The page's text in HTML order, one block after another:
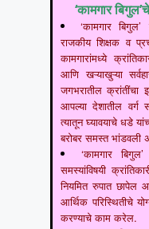
‘कामगार
‘कामगार
राजकीय शिक्षक व
कामगारांमध्ये
आणि खऱ्याखुऱ्या
जगभरातील क्रांतींचा
आपल्या देशातील वर्ग
त्यातून घ्यावयाचे धडे
बरोबर समस्त भांडवली
‘कामगार
समस्यांविषयी
नियमित रुपात छापेल
आर्थिक परिस्थितीचे
करण्याचे काम करेल.